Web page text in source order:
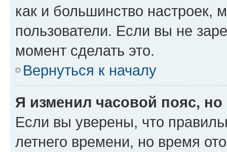
как и большинство настроек,
пользователи. Если вы не
момент сделать это.
Вернуться к началу
Я изменил часовой пояс,
Если вы уверены, что
летнего времени, но время